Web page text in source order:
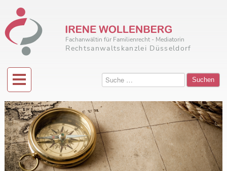
Fachanwältin für Familienrecht - Mediatorin
Rechtsanwaltskanzlei Düsseldorf
Suchen